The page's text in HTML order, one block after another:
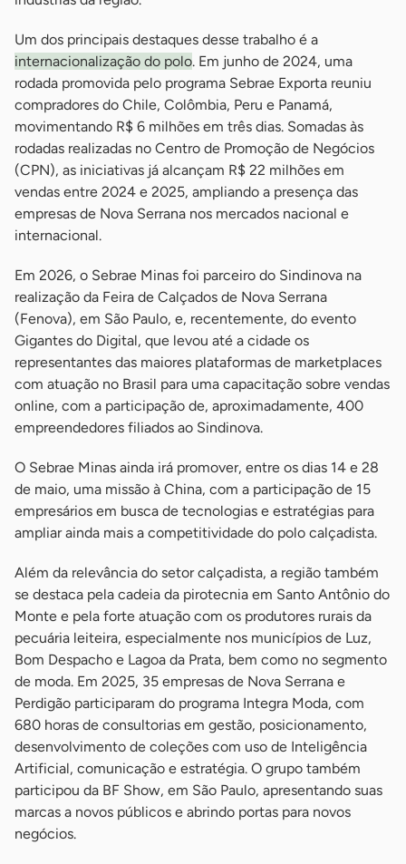
Um dos principais destaques desse trabalho é a
internacionalização do polo. Em junho de 2024, uma
rodada promovida pelo programa Sebrae Exporta reuniu
compradores do Chile, Colômbia, Peru e Panamá,
movimentando R$ 6 milhões em três dias. Somadas às
rodadas realizadas no Centro de Promoção de Negócios
(CPN), as iniciativas já alcançam R$ 22 milhões em
vendas entre 2024 e 2025, ampliando a presença das
empresas de Nova Serrana nos mercados nacional e
internacional.
Em 2026, o Sebrae Minas foi parceiro do Sindinova na
realização da Feira de Calçados de Nova Serrana
(Fenova), em São Paulo, e, recentemente, do evento
Gigantes do Digital, que levou até a cidade os
representantes das maiores plataformas de marketplaces
com atuação no Brasil para uma capacitação sobre vendas
online, com a participação de, aproximadamente, 400
empreendedores filiados ao Sindinova.
O Sebrae Minas ainda irá promover, entre os dias 14 e 28
de maio, uma missão à China, com a participação de 15
empresários em busca de tecnologias e estratégias para
ampliar ainda mais a competitividade do polo calçadista.
Além da relevância do setor calçadista, a região também
se destaca pela cadeia da pirotecnia em Santo Antônio do
Monte e pela forte atuação com os produtores rurais da
pecuária leiteira, especialmente nos municípios de Luz,
Bom Despacho e Lagoa da Prata, bem como no segmento
de moda. Em 2025, 35 empresas de Nova Serrana e
Perdigão participaram do programa Integra Moda, com
680 horas de consultorias em gestão, posicionamento,
desenvolvimento de coleções com uso de Inteligência
Artificial, comunicação e estratégia. O grupo também
participou da BF Show, em São Paulo, apresentando suas
marcas a novos públicos e abrindo portas para novos
negócios.